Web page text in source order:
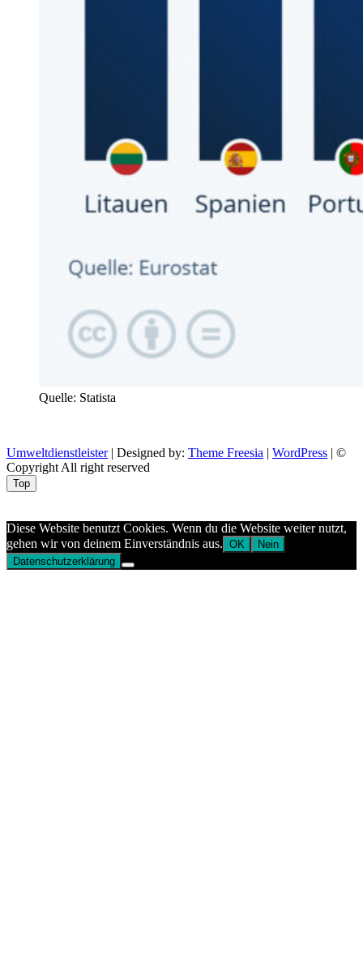
Quelle: Statista
Umweltdienstleister| Designed by: Theme Freesia | WordPress | ©
Copyright All right reserved
Top
Diese Website benutzt Cookies. Wenn du die Website weiter nutzt,
gehen wir von deinem Einverständnis aus. OK
Nein
Datenschutzerklärung